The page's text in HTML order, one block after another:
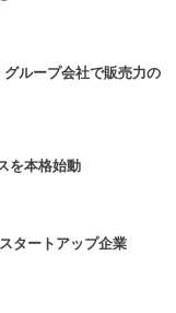
グループ会社で販売力の
を本格始動
タートアップ企業